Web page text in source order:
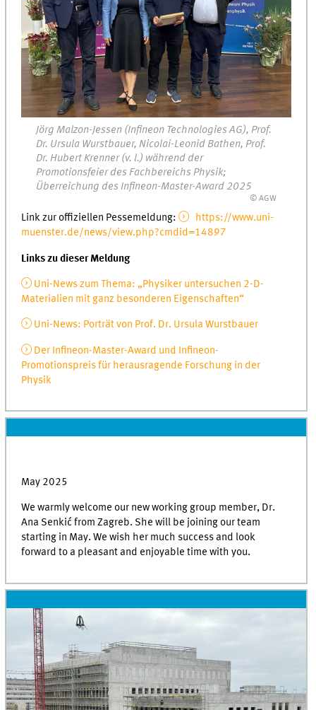
Jörg Malzon-Jessen (Infineon Technologies AG), Prof.
Dr. Ursula Wurstbauer, Nicolai-Leonid Bathen, Prof.
Dr. Hubert Krenner (v. l.) während der
Promotionsfeier des Fachbereichs Physik;
Überreichung des Infineon-Master-Award 2025
© AGW
Link zur offiziellen Pessemeldung:
https://www.uni-
muenster.de/news/view.php?cmdid=14897
Links zu dieser Meldung
Uni-News zum Thema: „Physiker untersuchen 2-D-
Materialien mit ganz besonderen Eigenschaften“
Uni-News: Porträt von Prof. Dr. Ursula Wurstbauer
Der Infineon-Master-Award und Infineon-
Promotionspreis für herausragende Forschung in der
Physik
May 2025
We warmly welcome our new working group member, Dr.
Ana Senkić from Zagreb. She will be joining our team
starting in May. We wish her much success and look
forward to a pleasant and enjoyable time with you.